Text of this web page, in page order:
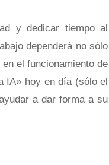
y dedicar tiempo al
dependerá no sólo
el funcionamiento de
IA» hoy en día (sólo el
a dar forma a su